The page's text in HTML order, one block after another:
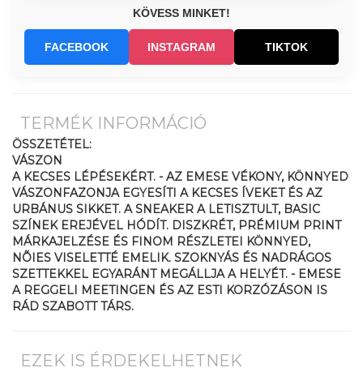
KÖVESS MINKET!
FACEBOOK INSTAGRAM TIKTOK
TERMÉK INFORMÁCIÓ
ÖSSZETÉTEL:
VÁSZON
A KECSES LÉPÉSEKÉRT. - AZ EMESE VÉKONY, KÖNNYED
VÁSZONFAZONJA EGYESÍTI A KECSES ÍVEKET ÉS AZ
URBÁNUS SIKKET. A SNEAKER A LETISZTULT, BASIC
SZÍNEK EREJÉVEL HÓDÍT. DISZKRÉT, PRÉMIUM PRINT
MÁRKAJELZÉSE ÉS FINOM RÉSZLETEI KÖNNYED,
NÕIES VISELETTÉ EMELIK. SZOKNYÁS ÉS NADRÁGOS
SZETTEKKEL EGYARÁNT MEGÁLLJA A HELYÉT. - EMESE 
A REGGELI MEETINGEN ÉS AZ ESTI KORZÓZÁSON IS
RÁD SZABOTT TÁRS.
EZEK IS ÉRDEKELHETNEK